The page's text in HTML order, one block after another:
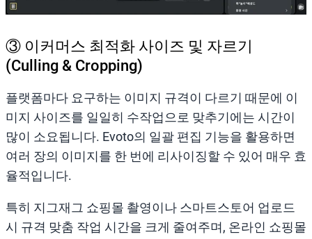
③ 이커머스 최적화 사이즈 및 자르기
(Culling & Cropping)
플랫폼마다 요구하는 이미지 규격이 다르기 때문에 이
미지 사이즈를 일일히 수작업으로 맞추기에는 시간이
많이 소요됩니다. Evoto의 일괄 편집 기능을 활용하면
여러 장의 이미지를 한 번에 리사이징할 수 있어 매우 효
율적입니다.
특히 지그재그 쇼핑몰 촬영이나 스마트스토어 업로드
시 규격 맞춤 작업 시간을 크게 줄여주며, 온라인 쇼핑몰